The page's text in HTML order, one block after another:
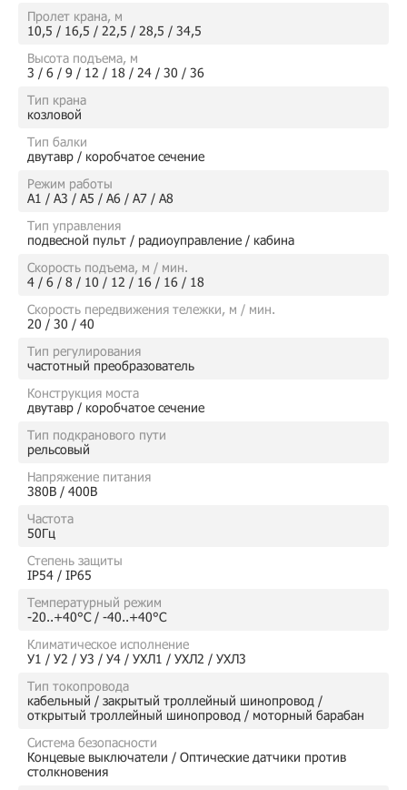
Пролет крана, м
10,5 / 16,5 / 22,5 / 28,5 / 34,5
Высота подъема, м
3 / 6 / 9 / 12 / 18 / 24 / 30 / 36
Тип крана
козловой
Тип балки
двутавр / коробчатое сечение
Режим работы
А1 / А3 / А5 / А6 / А7 / А8
Тип управления
подвесной пульт / радиоуправление / кабина
Скорость подъема, м / мин.
4 / 6 / 8 / 10 / 12 / 16 / 16 / 18
Скорость передвижения тележки, м / мин.
20 / 30 / 40
Тип регулирования
частотный преобразователь
Конструкция моста
двутавр / коробчатое сечение
Тип подкранового пути
рельсовый
Напряжение питания
380В / 400В
Частота
50Гц
Степень защиты
IP54 / IP65
Температурный режим
-20..+40°C / -40..+40°C
Климатическое исполнение
У1 / У2 / У3 / У4 / УХЛ1 / УХЛ2 / УХЛ3
Тип токопровода
кабельный / закрытый троллейный шинопровод /
открытый троллейный шинопровод / моторный барабан
Система безопасности
Концевые выключатели / Оптические датчики против
столкновения